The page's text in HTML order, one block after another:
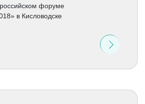
форуме
в Кисловодске